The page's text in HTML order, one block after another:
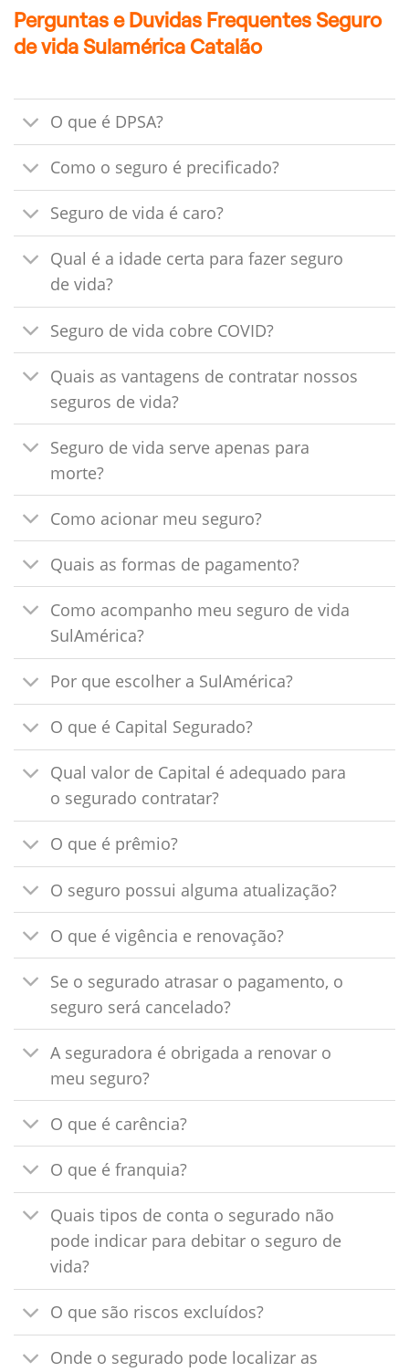
Perguntas e Duvidas Frequentes Seguro
de vida Sulamérica Catalão
O que é DPSA?
Como o seguro é precificado?
Seguro de vida é caro?
Qual é a idade certa para fazer seguro
de vida?
Seguro de vida cobre COVID?
Quais as vantagens de contratar nossos
seguros de vida?
Seguro de vida serve apenas para
morte?
Como acionar meu seguro?
Quais as formas de pagamento?
Como acompanho meu seguro de vida
SulAmérica?
Por que escolher a SulAmérica?
O que é Capital Segurado?
Qual valor de Capital é adequado para
o segurado contratar?
O que é prêmio?
O seguro possui alguma atualização?
O que é vigência e renovação?
Se o segurado atrasar o pagamento, o
seguro será cancelado?
A seguradora é obrigada a renovar o
meu seguro?
O que é carência?
O que é franquia?
Quais tipos de conta o segurado não
pode indicar para debitar o seguro de
vida?
O que são riscos excluídos?
Onde o segurado pode localizar as